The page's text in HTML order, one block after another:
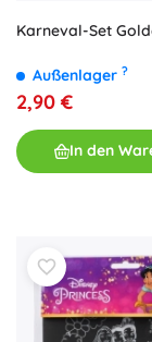
Karneval-Set
Außenlager ?
2,90 €
In den